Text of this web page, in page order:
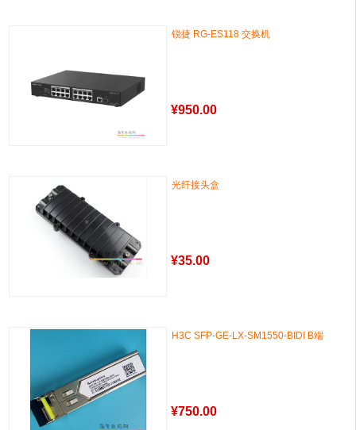
锐捷 RG-ES118 交换机
¥950.00
光纤接头盒
¥35.00
H3C SFP-GE-LX-SM1550-BIDI B端
¥750.00